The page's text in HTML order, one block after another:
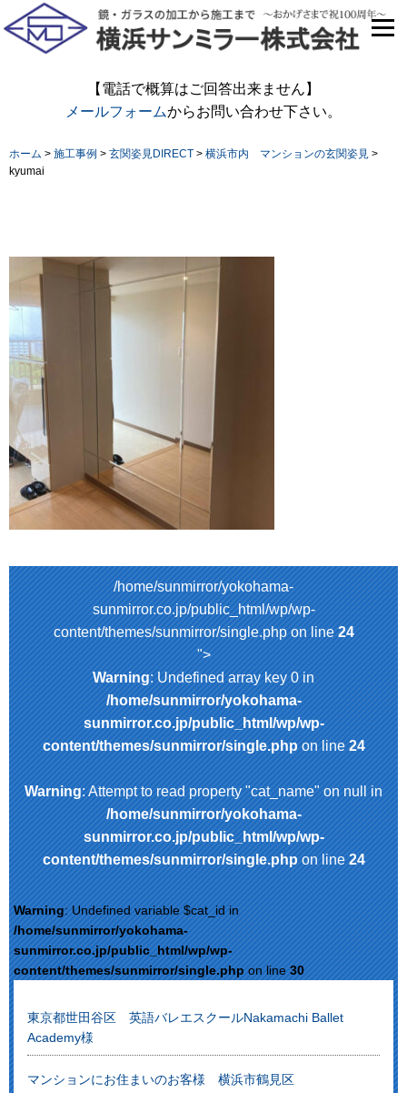
【電話で概算はご回答出来ません】
メールフォームからお問い合わせ下さい。
ホーム > 施工事例 > 玄関姿見DIRECT > 横浜市内 マンションの玄関姿見 >
kyumai
/home/sunmirror/yokohama-
sunmirror.co.jp/public_html/wp/wp-
content/themes/sunmirror/single.php on line24
">
Warning: Undefined array key 0 in
/home/sunmirror/yokohama-
sunmirror.co.jp/public_html/wp/wp-
content/themes/sunmirror/single.phpon line24
Warning: Attempt to read property "cat_name" on null in
/home/sunmirror/yokohama-
sunmirror.co.jp/public_html/wp/wp-
content/themes/sunmirror/single.phpon line24
Warning: Undefined variable $cat_id in
/home/sunmirror/yokohama-
sunmirror.co.jp/public_html/wp/wp-
content/themes/sunmirror/single.phpon line30
東京都世田谷区 英語バレエスクールNakamachi Ballet
Academy様
マンションにお住まいのお客様 横浜市鶴見区